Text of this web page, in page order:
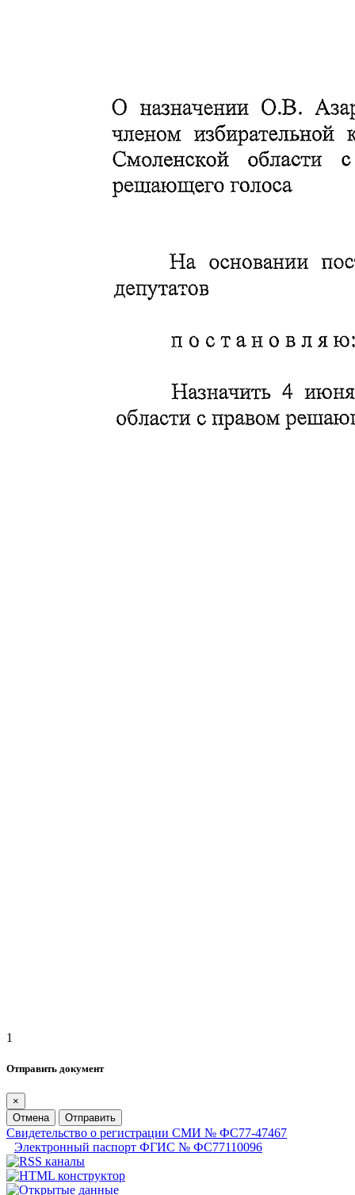
1
Отправить документ
×
Отмена
Отправить
Свидетельство о регистрации СМИ № ФС77-47467
Электронный паспорт ФГИС № ФС77110096